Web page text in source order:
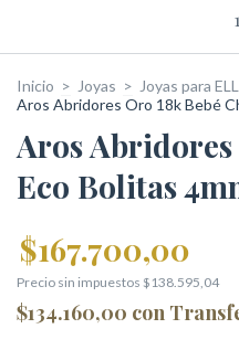
1
Inicio > Joyas > Joyas para
Aros Abridores Oro 18k Bebé
Aros Abridores
Eco Bolitas
$167.700,00
Precio sin impuestos $138.595,04
$134.160,00 con